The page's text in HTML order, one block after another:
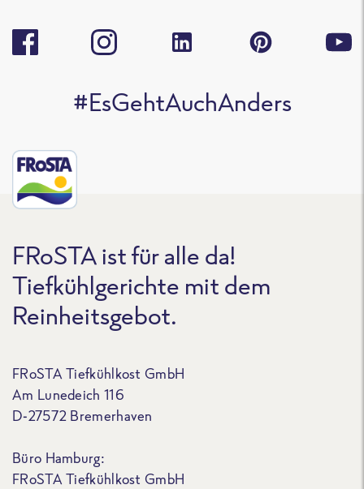
Gefrierschrank
{...} 🥰
#EsGehtAuchAnders
FRoSTA ist für alle da!
Tiefkühlgerichte mit dem
Reinheitsgebot.
FRoSTA Tiefkühlkost GmbH
Am Lunedeich 116
D-27572 Bremerhaven
Büro Hamburg:
FRoSTA Tiefkühlkost GmbH